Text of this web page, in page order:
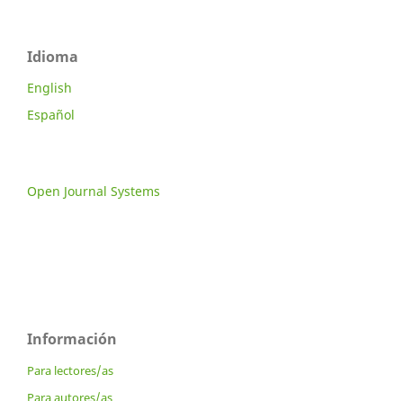
Idioma
English
Español
Open Journal Systems
Información
Para lectores/as
Para autores/as